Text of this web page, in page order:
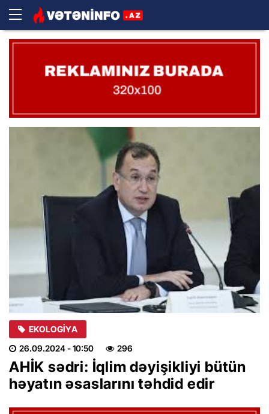
EKOLOGIYA
26.09.2024- 10:50 296
AHİK sədri: İqlim dəyişikliyi bütün
həyatın əsaslarını təhdid edir